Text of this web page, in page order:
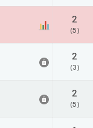
2
(5)
2
(3)
2
(5)